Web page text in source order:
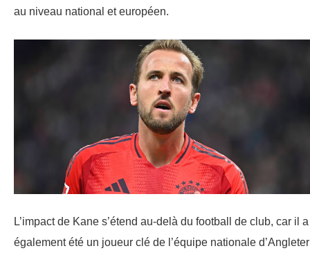
au niveau national et européen.
L’impact de Kane s’étend au-delà du football de club, car il a
également été un joueur clé de l’équipe nationale